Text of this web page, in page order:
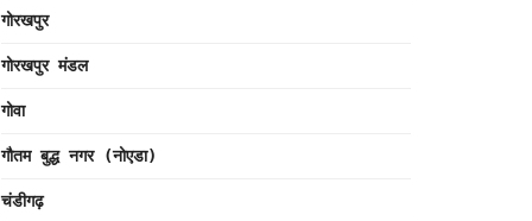
गोरखपुर
गोरखपुर मंडल
गोवा
गौतम बुद्ध नगर (नोएडा)
चंडीगढ़